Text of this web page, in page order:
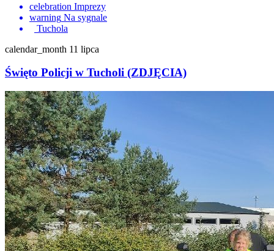
celebration Imprezy
warning Na sygnale
Tuchola
calendar_month 11 lipca
Święto Policji w Tucholi (ZDJĘCIA)